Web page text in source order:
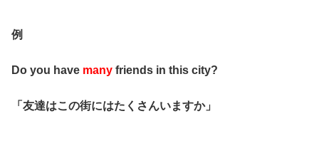
例
Do you have many friends in this city?
「友達はこの街にはたくさんいますか」